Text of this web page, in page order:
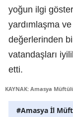
yoğun ilgi
yardımlaşma
değerlerinden
vatandaşları
etti.
KAYNAK: Amasya
#Amasya İl